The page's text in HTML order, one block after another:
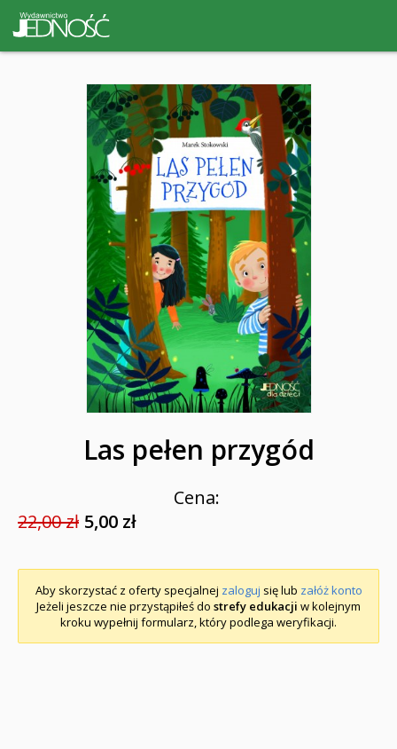
Las pełen przygód
Cena:
22,00 zł 5,00 zł
Aby skorzystać z oferty specjalnej zaloguj się lub załóż konto
Jeżeli jeszcze nie przystąpiłeś do strefy edukacji w kolejnym
kroku wypełnij formularz, który podlega weryfikacji.